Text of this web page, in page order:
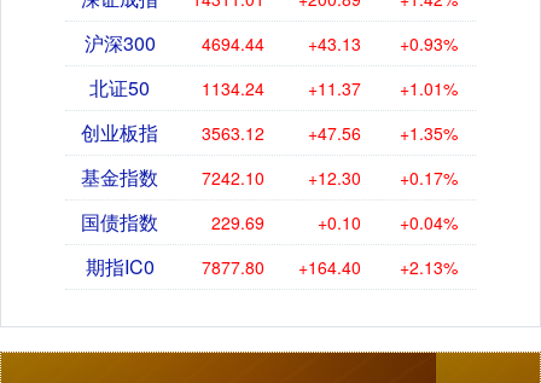
沪深300 4694.44 +43.13 +0.93%
北证50 1134.24 +11.37 +1.01%
创业板指 3563.12 +47.56 +1.35%
基金指数 7242.10 +12.30 +0.17%
国债指数 229.69 +0.10 +0.04%
期指IC0 7877.80 +164.40 +2.13%